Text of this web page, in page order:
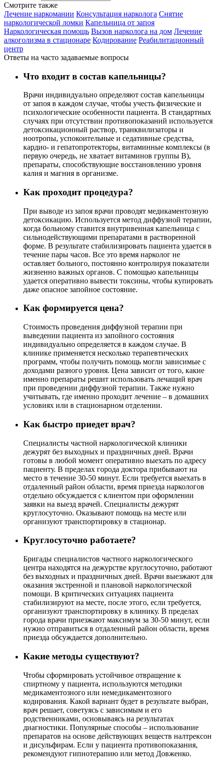
Cмотрите также
Лечение наркомании Консультация нарколога Снятие
наркологической ломки Капельница от запоя
Наркологическая помощь Вызов нарколога на дом Лечение
алкоголизма в стационаре Кодирование Реабилитационный
центр
Ответы на часто задаваемые вопросы
Что входит в состав капельницы?
Врачи индивидуально определяют состав капельницы
от запоя в каждом случае, чтобы учесть физические и
психологические особенности пациента. В стандартных
случаях при отсутствии противопоказаний используется
детоксикационный раствор, транквилизаторы и
ноотропы, успокоительные и седативные средства,
кардио- и гепатопротекторы, витаминные комплексы (в
первую очередь, не хватает витаминов группы В),
препараты, способствующие восстановлению уровня
калия и магния в организме.
Как проходит процедура?
При выводе из запоя врачи проводят медикаментозную
детоксикацию. Используется метод диффузной терапии,
когда больному ставится внутривенная капельница с
сильнодействующими препаратами в растворенной
форме. В результате стабилизировать пациента удается в
течение пары часов. Все это время нарколог не
оставляет больного, постоянно контролируя показатели
жизненно важных органов. С помощью капельницы
удается оперативно вывести токсины, чтобы купировать
даже опасное запойное состояние.
Как формируется цена?
Стоимость проведения диффузной терапии при
выведении пациента из запойного состояния
индивидуально определяется в каждом случае. В
клинике применяется несколько терапевтических
программ, чтобы получить помощь могли зависимые с
доходами разного уровня. Цена зависит от того, какие
именно препараты решит использовать лечащий врач
при проведении диффузной терапии. Также нужно
учитывать, где именно проходит лечение – в домашних
условиях или в стационарном отделении.
Как быстро приедет врач?
Специалисты частной наркологической клиники
дежурят без выходных и праздничных дней. Врачи
готовы в любой момент оперативно выехать по адресу
пациенту. В пределах города доктора прибывают на
место в течение 30-50 минут. Если требуется выехать в
отдаленный район области, время приезда наркологов
отдельно обсуждается с клиентом при оформлении
заявки на выезд врачей. Специалисты дежурят
круглосуточно. Оказывают помощь на месте или
организуют транспортировку в стационар.
Круглосуточно работаете?
Бригады специалистов частного наркологического
центра находятся на дежурстве круглосуточно, работают
без выходных и праздничных дней. Врачи выезжают для
оказания экстренной и плановой наркологической
помощи. В критических ситуациях пациента
стабилизируют на месте, после этого, если требуется,
организуют транспортировку в клинику. В пределах
города врачи приезжают максимум за 30-50 минут, если
нужно отправиться в отдаленный район области, время
приезда обсуждается дополнительно.
Какие методы существуют?
Чтобы сформировать устойчивое отвращение к
спиртному у пациента, используются методики
медикаментозного или немедикаментозного
кодирования. Какой вариант будет в результате выбран,
врач решает, советуясь с зависимым и его
родственниками, основываясь на результатах
диагностики. Популярные способы – использование
препаратов на основе действующих веществ налтрексон
и дисульфирам. Если у пациента противопоказания,
рекомендуют гипнотерапию или метод Довженко.